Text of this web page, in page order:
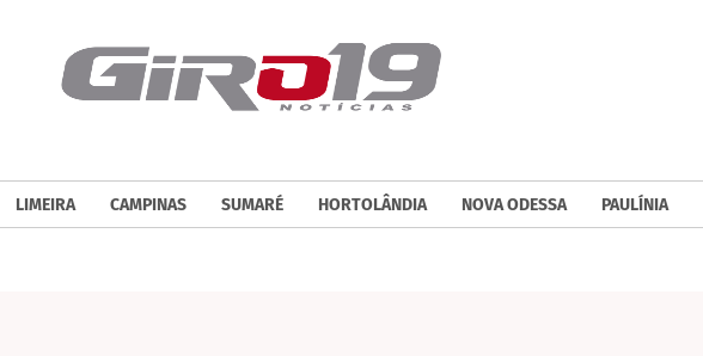
LIMEIRA CAMPINAS SUMARÉ HORTOLÂNDIA NOVA ODESSA PAULÍNIA